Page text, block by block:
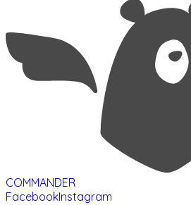
COMMANDER
FacebookInstagram